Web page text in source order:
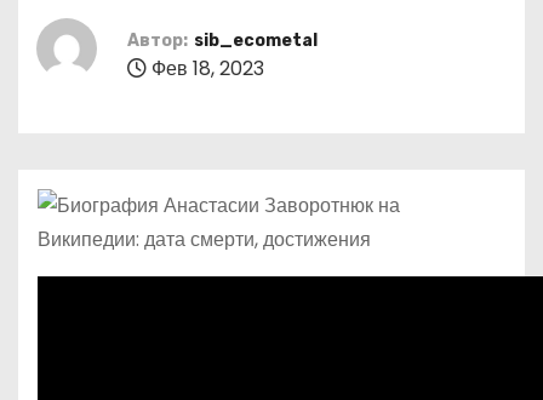
Автор: sib_ecometal
Фев 18, 2023